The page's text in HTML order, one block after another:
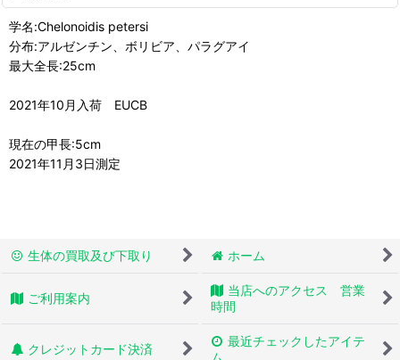
学名:Chelonoidis petersi
分布:アルゼンチン、ボリビア、パラグアイ
最大全長:25cm
2021年10月入荷 EUCB
現在の甲長:5cm
2021年11月3日測定
生体の買取及び下取り ホーム
ご利用案内
当店へのアクセス 営業
時間
クレジットカード決済
最近チェックしたアイテ
ム